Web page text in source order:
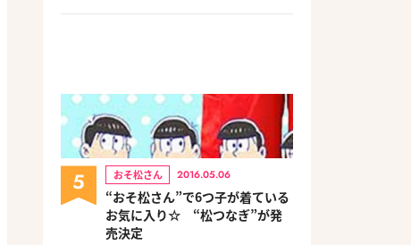
5 おそ松さん 2016.05.06
“おそ松さん”で6つ子が着ている
お気に入り☆ “松つなぎ”が発
売決定